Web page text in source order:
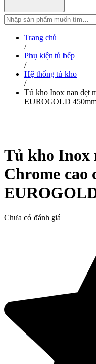
Trang chủ
/
Phụ kiện tủ bếp
/
Hệ thống tủ kho
/
Tủ kho Inox nan dẹt
EUROGOLD
Tủ kho Inox
Chrome cao
Chưa có đánh giá